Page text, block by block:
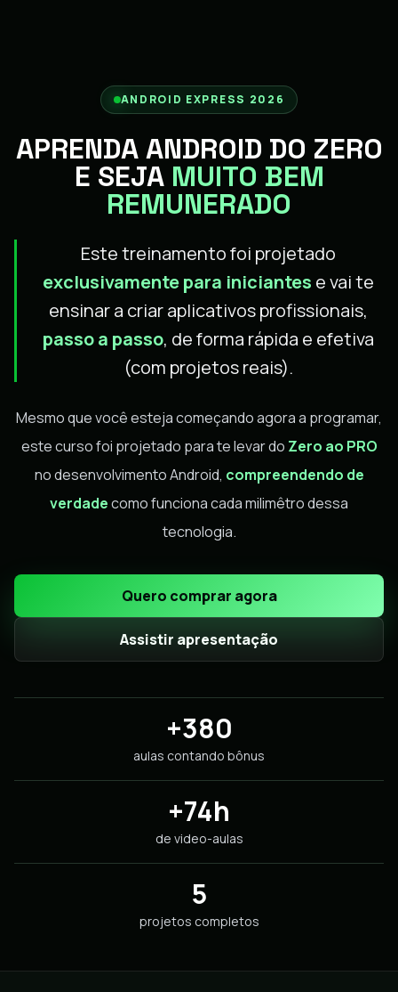
ANDROID EXPRESS 2026
APRENDA ANDROID DO ZERO
E SEJA MUITO BEM
REMUNERADO
Este treinamento foi projetado
exclusivamente para iniciantes e vai te
ensinar a criar aplicativos profissionais,
passo a passo, de forma rápida e efetiva
(com projetos reais).
Mesmo que você esteja começando agora a programar,
este curso foi projetado para te levar do Zero ao PRO
no desenvolvimento Android, compreendendo de
verdadecomo funciona cada milimêtro dessa
tecnologia.
Quero comprar agora
Assistir apresentação
+380
aulas contando bônus
+74h
de video-aulas
5
projetos completos